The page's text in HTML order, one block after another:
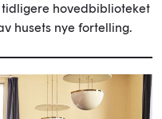
hovedbiblioteket
husets nye fortelling.